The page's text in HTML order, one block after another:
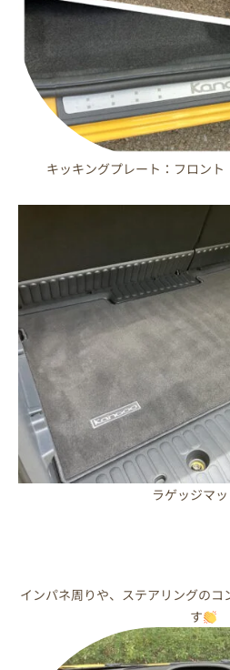
キッキングプレート：フロント
ラゲッジマッ
インパネ周りや、ステアリングのコ
す